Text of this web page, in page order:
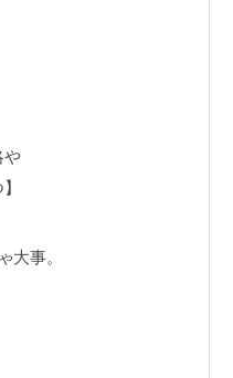
や
大事。